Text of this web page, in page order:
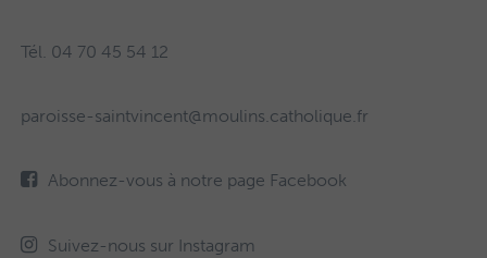
Tél. 04 70 45 54 12
paroisse-saintvincent@moulins.catholique.fr
Abonnez-vous à notre page Facebook
Suivez-nous sur Instagram